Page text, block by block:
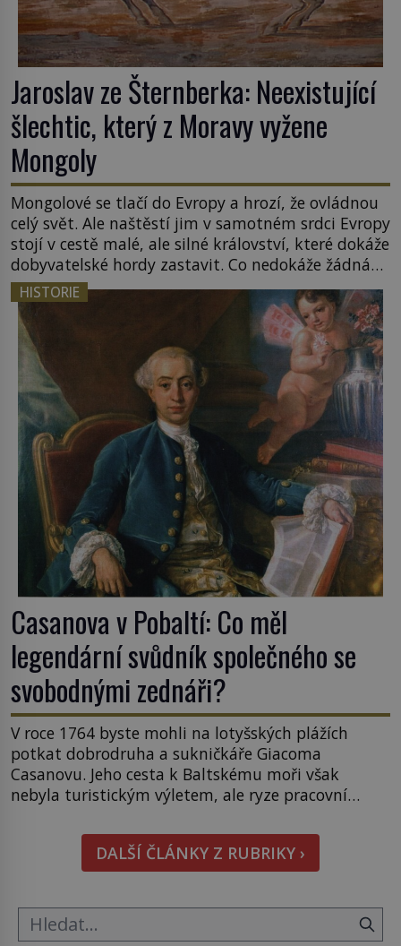
Jaroslav ze Šternberka: Neexistující
šlechtic, který z Moravy vyžene
Mongoly
Mongolové se tlačí do Evropy a hrozí, že ovládnou
celý svět. Ale naštěstí jim v samotném srdci Evropy
stojí v cestě malé, ale silné království, které dokáže
dobyvatelské hordy zastavit. Co nedokáže žádná
z asijských říší, co nedokážou Němci – to dokáže
český král. Nebo že by ne? Mongolové od roku 1223
postupují podél Kaspického a Azovského moře, […]
HISTORIE
Casanova v Pobaltí: Co měl
legendární svůdník společného se
svobodnými zednáři?
V roce 1764 byste mohli na lotyšských plážích
potkat dobrodruha a sukničkáře Giacoma
Casanovu. Jeho cesta k Baltskému moři však
nebyla turistickým výletem, ale ryze pracovní
sledoval, když se například procházel uličkami
lotyšské Rigy? Casanova v Pobaltí kontaktoval
tamní zednářské lóže. Nebyl v této oblasti žádným
DALŠÍ ČLÁNKY Z RUBRIKY ›